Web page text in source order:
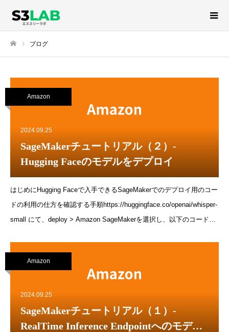
ブログ
Amazon
2024.09.25
SageMakerチュートリアル（２）-
Hugging Faceのモデルをデプロイ
はじめにHugging Faceで入手できるSageMakerでのデプロイ用のコー
ドの利用の仕方を確認する手順https://huggingface.co/openai/whisper-
small にて、deploy > Amazon SageMakerを選択し、以下のコードを
sagemaker.get_execution_role()except ValueError: iam =
boto3.client(&#39;iam&#39;) role =
iam.get_role(RoleName=&#39;sagemaker_execution_role&#39;)# Hub
Model configuration. https://huggingface.co/modelshub = {
&#39;HF_MODEL_ID&#39;:&#39;
Amazon
2024.09.25
SageMakerチュートリアル（１）-
RealTime Inference Endpointへのモデル